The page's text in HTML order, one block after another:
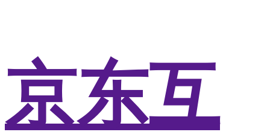
京东互